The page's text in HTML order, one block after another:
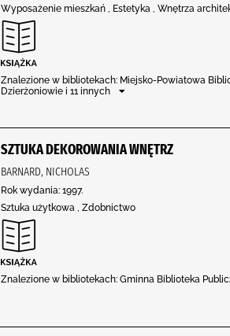
Wyposażenie mieszkań , Estetyka , Wnętrza
Znalezione w bibliotekach: Miejsko-Powiatowa
Dzierżoniowie i 11 innych
SZTUKA DEKOROWANIA WNĘTRZ
BARNARD, NICHOLAS
Rok wydania: 1997.
Sztuka użytkowa , Zdobnictwo
Znalezione w bibliotekach: Gminna Biblioteka